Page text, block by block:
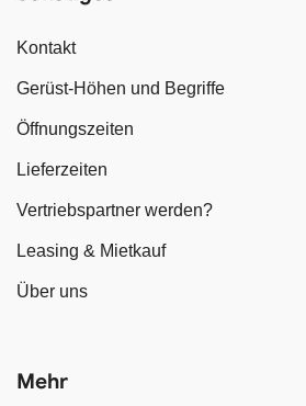
Kontakt
Gerüst-Höhen und Begriffe
Öffnungszeiten
Lieferzeiten
Vertriebspartner werden?
Leasing & Mietkauf
Über uns
Mehr